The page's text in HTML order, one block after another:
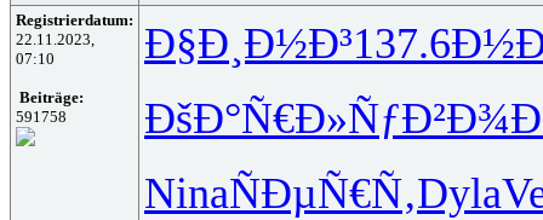
Registrierdatum:
22.11.2023,
07:10
Beiträge:
591758
Ð§Ð¸Ð½Ð³137.6
ÐšÐ°Ñ€Ð»
NinaÑÐµÑ€Ñ‚Dyla